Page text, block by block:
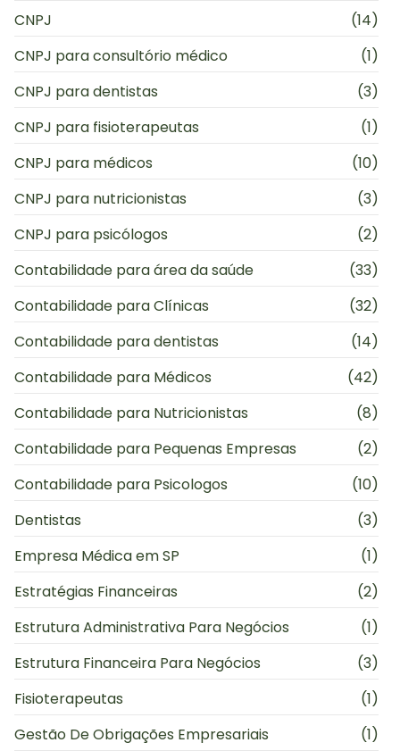
CNPJ
(14)
CNPJ para consultório médico
(1)
CNPJ para dentistas
(3)
CNPJ para fisioterapeutas
(1)
CNPJ para médicos
(10)
CNPJ para nutricionistas
(3)
CNPJ para psicólogos
(2)
Contabilidade para área da saúde
(33)
Contabilidade para Clínicas
(32)
Contabilidade para dentistas
(14)
Contabilidade para Médicos
(42)
Contabilidade para Nutricionistas
(8)
Contabilidade para Pequenas Empresas
(2)
Contabilidade para Psicologos
(10)
Dentistas
(3)
Empresa Médica em SP
(1)
Estratégias Financeiras
(2)
Estrutura Administrativa Para Negócios
(1)
Estrutura Financeira Para Negócios
(3)
Fisioterapeutas
(1)
Gestão De Obrigações Empresariais
(1)